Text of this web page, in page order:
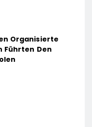
Organisierte
Führten Den